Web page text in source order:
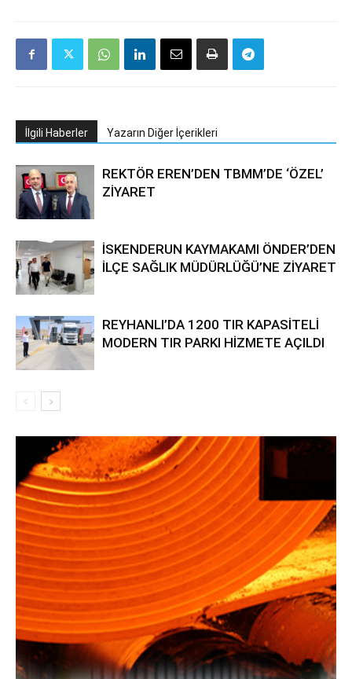
İlgili Haberler Yazarın Diğer İçerikleri
REKTÖR EREN’DEN TBMM’DE ‘ÖZEL’
ZİYARET
İSKENDERUN KAYMAKAMI ÖNDER’DEN
İLÇE SAĞLIK MÜDÜRLÜĞÜ’NE ZİYARET
REYHANLI’DA 1200 TIR KAPASİTELİ
MODERN TIR PARKI HİZMETE AÇILDI